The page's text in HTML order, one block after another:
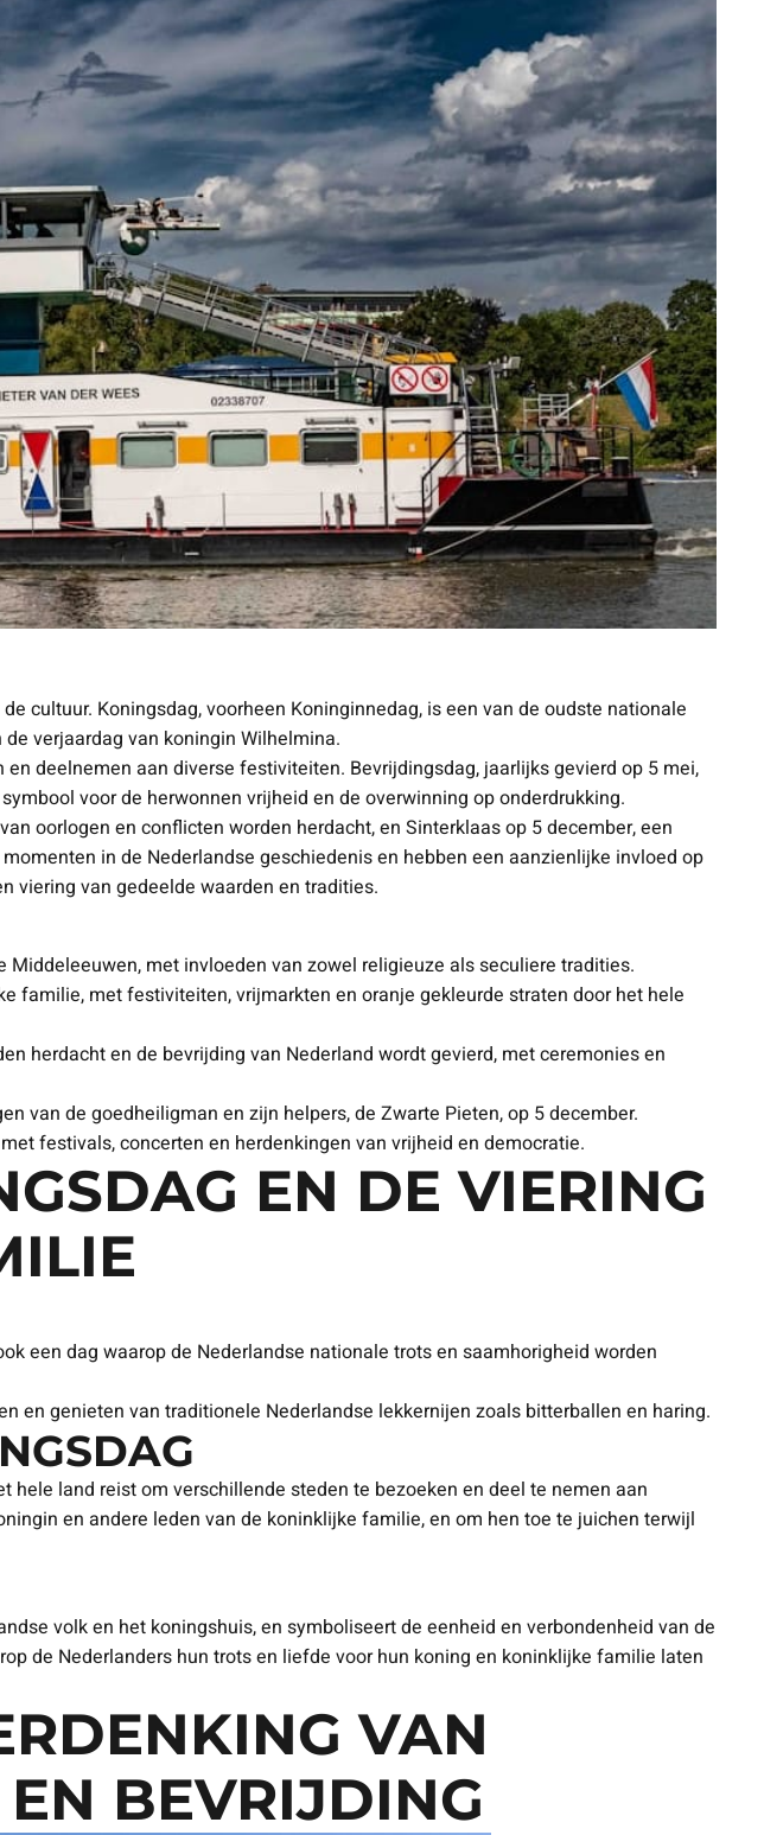
cultuur. Koningsdag, voorheen Koninginnedag, is een van de oudste nationale
verjaardag van koningin Wilhelmina.
deelnemen aan diverse festiviteiten. Bevrijdingsdag, jaarlijks gevierd op 5 mei,
voor de herwonnen vrijheid en de overwinning op onderdrukking.
oorlogen en conflicten worden herdacht, en Sinterklaas op 5 december, een
in de Nederlandse geschiedenis en hebben een aanzienlijke invloed op
viering van gedeelde waarden en tradities.
met invloeden van zowel religieuze als seculiere tradities.
familie, met festiviteiten, vrijmarkten en oranje gekleurde straten door het hele
herdacht en de bevrijding van Nederland wordt gevierd, met ceremonies en
van de goedheiligman en zijn helpers, de Zwarte Pieten, op 5 december.
festivals, concerten en herdenkingen van vrijheid en democratie.
EN DE VIERING
een dag waarop de Nederlandse nationale trots en saamhorigheid worden
en genieten van traditionele Nederlandse lekkernijen zoals bitterballen en haring.
land reist om verschillende steden te bezoeken en deel te nemen aan
en andere leden van de koninklijke familie, en om hen toe te juichen terwijl
volk en het koningshuis, en symboliseert de eenheid en verbondenheid van de
de Nederlanders hun trots en liefde voor hun koning en koninklijke familie laten
VAN
BEVRIJDING